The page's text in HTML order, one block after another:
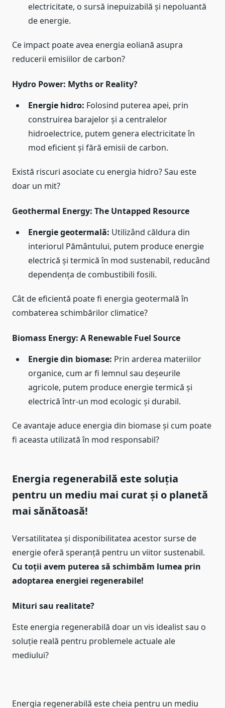
electricitate, o sursă inepuizabilă și nepoluantă
de energie.
Ce impact poate avea energia eoliană asupra
reducerii emisiilor de carbon?
Hydro Power: Myths or Reality?
Energie hidro: Folosind puterea apei, prin
construirea barajelor și a centralelor
hidroelectrice, putem genera electricitate în
mod eficient și fără emisii de carbon.
Există riscuri asociate cu energia hidro? Sau este
doar un mit?
Geothermal Energy: The Untapped Resource
Energie geotermală: Utilizând căldura din
interiorul Pământului, putem produce energie
electrică și termică în mod sustenabil, reducând
dependența de combustibili fosili.
Cât de eficientă poate fi energia geotermală în
combaterea schimbărilor climatice?
Biomass Energy: A Renewable Fuel Source
Energie din biomase: Prin arderea materiilor
organice, cum ar fi lemnul sau deșeurile
agricole, putem produce energie termică și
electrică într-un mod ecologic și durabil.
Ce avantaje aduce energia din biomase și cum poate
fi aceasta utilizată în mod responsabil?
Energia regenerabilă este soluția
pentru un mediu mai curat și o planetă
mai sănătoasă!
Versatilitatea și disponibilitatea acestor surse de
energie oferă speranță pentru un viitor sustenabil.
Cu toții avem puterea să schimbăm lumea prin
adoptarea energiei regenerabile!
Mituri sau realitate?
Este energia regenerabilă doar un vis idealist sau o
soluție reală pentru problemele actuale ale
mediului?
Energia regenerabilă este cheia pentru un mediu